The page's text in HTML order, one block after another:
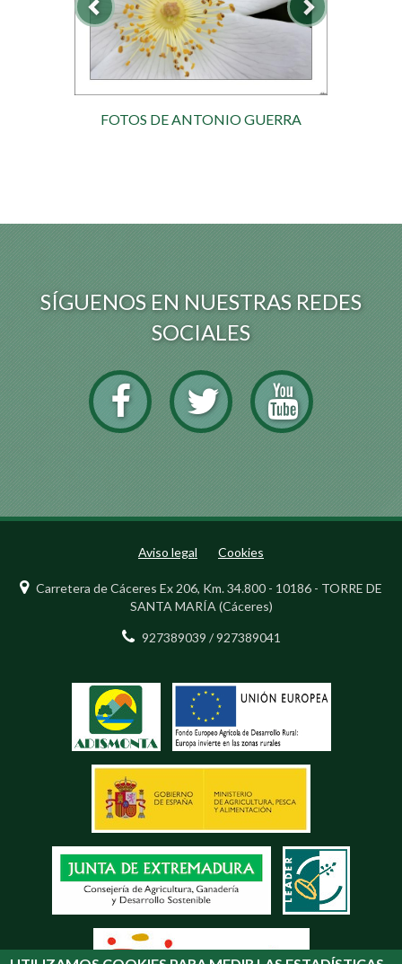
FOTOS DE ANTONIO GUERRA
SÍGUENOS EN NUESTRAS REDES
SOCIALES
Aviso legal Cookies
Carretera de Cáceres Ex 206, Km. 34.800 - 10186 - TORRE DE
SANTA MARÍA (Cáceres)
927389039 / 927389041